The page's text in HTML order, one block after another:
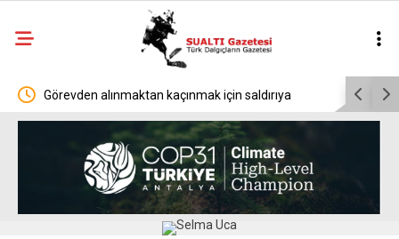
Görevden alınmaktan kaçınmak için saldırıya El Niño,